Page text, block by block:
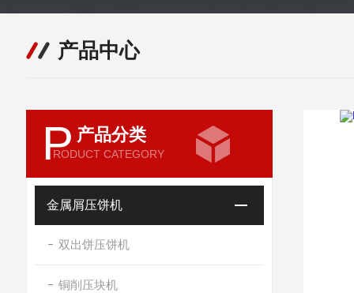
产品中心
P 产品分类
RODUCT CATEGORY
金属屑压饼机
双出饼压饼机
铜削压块机